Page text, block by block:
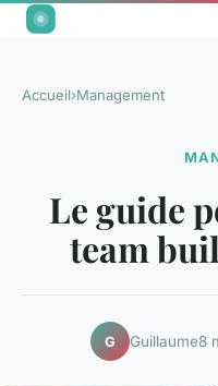
Accueil›Management
Le guide
team
G Guillaume8